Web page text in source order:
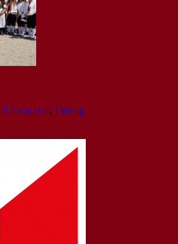
Schwarzach, Umzug